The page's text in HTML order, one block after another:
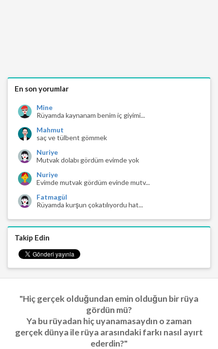
En son yorumlar
Mine
Rüyamda kaynanam benim iç giyimi...
Mahmut
saç ve tülbent gömmek
Nuriye
Mutvak dolabı gördüm evimde yok
Nuriye
Evimde mutvak gördüm evinde mutv...
Fatmagül
Rüyamda kurşun çokatılıyordu hat...
Takip Edin
"Hiç gerçek olduğundan emin olduğun bir rüya
gördün mü?
Ya bu rüyadan hiç uyanamasaydın o zaman
gerçek dünya ile rüya arasındaki farkı nasıl ayırt
ederdin?"